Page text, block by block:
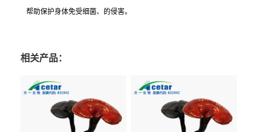
帮助保护身体免受细菌、的侵害。
相关产品：